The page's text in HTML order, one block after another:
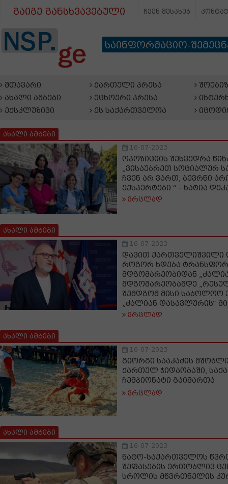
გაიგე განსხვავებული ჩვენ შესახებ
საინფორმაციო-
მთავარი
ახალი ამბები
ექსკლუზივი
ქართული პრესა
უცხოური პრესა
ეს საქართველოა
ახალი ამბები
16-07-2023
ოპოზიციის შეხვედრა
„ვისაუბრეთ სოციალურ
ჩვენ არ ვართ, ბევრნი
ექსპერტები “ - ხატია
ვრცლად
ახალი ამბები
16-07-2023
დავით ქართველიშვილი
როგორ ხდება
მდგომარეობიდან
მდგომარეობამდე
შემდგომ მისი საბოლოო
„ძალიან დასავლურის“
ვრცლად
ახალი ამბები
16-07-2023
გიორგი სააკაძის
ქართულ ჭიდაობაში,
ჩემპიონატი გაიმართა
ვრცლად
ახალი ამბები
16-07-2023
ნატო-საქართველოს
შეფასების ერთობლივ
სროლის მწვრთნელის